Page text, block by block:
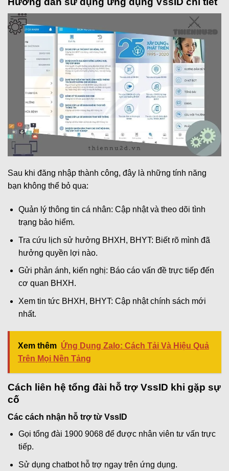
Sau khi đăng nhập thành công, đây là những tính năng
bạn không thể bỏ qua:
Quản lý thông tin cá nhân: Cập nhật và theo dõi tình
trạng bảo hiểm.
Tra cứu lịch sử hưởng BHXH, BHYT: Biết rõ mình đã
hưởng quyền lợi nào.
Gửi phản ánh, kiến nghị: Báo cáo vấn đề trực tiếp đến
cơ quan BHXH.
Xem tin tức BHXH, BHYT: Cập nhật chính sách mới
nhất.
Xem thêm Ứng Dụng Zalo: Cách Tải Và Hiệu Quả
Trên Mọi Nền Tảng
Cách liên hệ tổng đài hỗ trợ VssID khi gặp sự
cố
Các cách nhận hỗ trợ từ VssID
Gọi tổng đài 1900 9068 để được nhân viên tư vấn trực
tiếp.
Sử dụng chatbot hỗ trợ ngay trên ứng dụng.